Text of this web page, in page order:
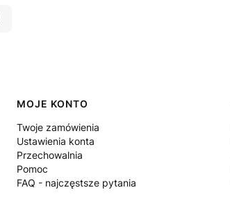
MOJE KONTO
Twoje zamówienia
Ustawienia konta
Przechowalnia
Pomoc
FAQ - najczęstsze pytania